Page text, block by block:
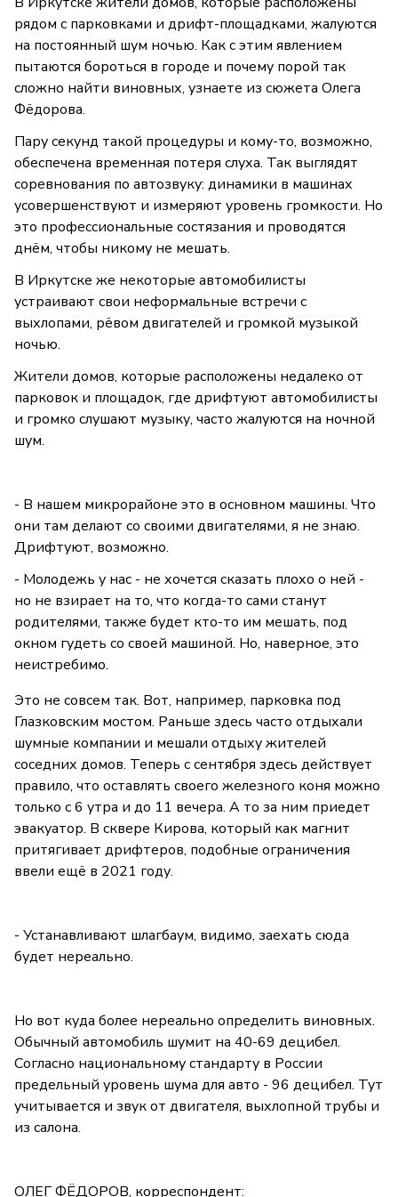
рядом с парковками и дрифт-площадками, жалуются
на постоянный шум ночью. Как с этим явлением
пытаются бороться в городе и почему порой так
сложно найти виновных, узнаете из сюжета Олега
Фёдорова.
Пару секунд такой процедуры и кому-то, возможно,
обеспечена временная потеря слуха. Так выглядят
соревнования по автозвуку: динамики в машинах
усовершенствуют и измеряют уровень громкости. Но
это профессиональные состязания и проводятся
днём, чтобы никому не мешать.
В Иркутске же некоторые автомобилисты
устраивают свои неформальные встречи с
выхлопами, рёвом двигателей и громкой музыкой
ночью.
Жители домов, которые расположены недалеко от
парковок и площадок, где дрифтуют автомобилисты
и громко слушают музыку, часто жалуются на ночной
шум.
- В нашем микрорайоне это в основном машины. Что
они там делают со своими двигателями, я не знаю.
Дрифтуют, возможно.
- Молодежь у нас - не хочется сказать плохо о ней -
но не взирает на то, что когда-то сами станут
родителями, также будет кто-то им мешать, под
окном гудеть со своей машиной. Но, наверное, это
неистребимо.
Это не совсем так. Вот, например, парковка под
Глазковским мостом. Раньше здесь часто отдыхали
шумные компании и мешали отдыху жителей
соседних домов. Теперь с сентября здесь действует
правило, что оставлять своего железного коня можно
только с 6 утра и до 11 вечера. А то за ним приедет
эвакуатор. В сквере Кирова, который как магнит
притягивает дрифтеров, подобные ограничения
ввели ещё в 2021 году.
- Устанавливают шлагбаум, видимо, заехать сюда
будет нереально.
Но вот куда более нереально определить виновных.
Обычный автомобиль шумит на 40-69 децибел.
Согласно национальному стандарту в России
предельный уровень шума для авто - 96 децибел. Тут
учитывается и звук от двигателя, выхлопной трубы и
из салона.
ОЛЕГ ФЁДОРОВ, корреспондент: